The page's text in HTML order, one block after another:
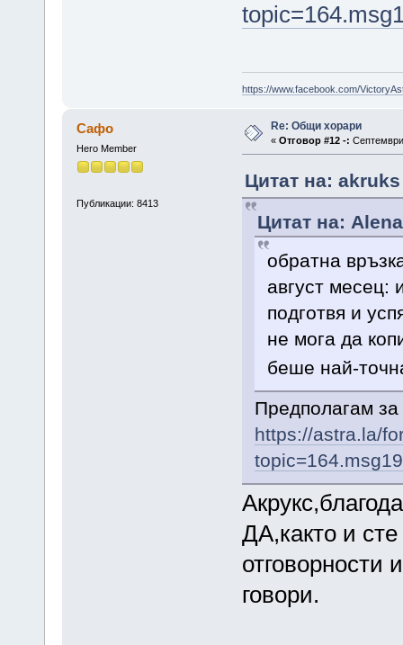
https://www.facebook.com/
Сафо
Hero Member
Публикации: 8413
Re: Общи хорари
« Отговор #12 -:
Цитат на:
Цитат на:
oбратна
август месец:
подготвя и
не мога да
беше най-
Предполагам за
https://astra.la/
ДА,както и
отговорности
говори.